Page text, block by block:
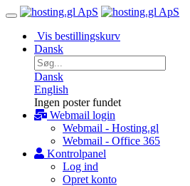
Vis bestillingskurv
Dansk
Dansk
English
Ingen poster fundet
Webmail login
Webmail - Hosting.gl
Webmail - Office 365
Kontrolpanel
Log ind
Opret konto